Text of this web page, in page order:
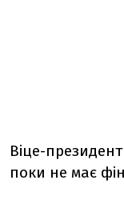
Віце-
поки не має